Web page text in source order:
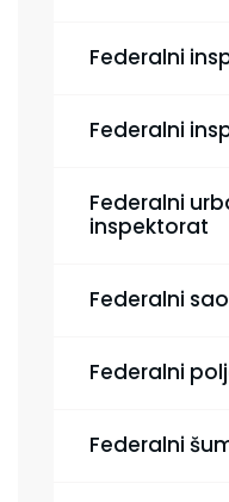
Federalni
Federalni
Federalni
inspektorat
Federalni
Federalni
Federalni